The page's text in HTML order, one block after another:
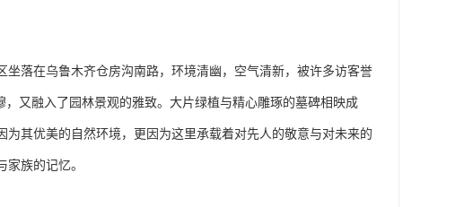
落在乌鲁木齐仓房沟南路，环境清幽，空气清新，被许多访客誉
又融入了园林景观的雅致。大片绿植与精心雕琢的墓碑相映成
其优美的自然环境，更因为这里承载着对先人的敬意与对未来的
族的记忆。